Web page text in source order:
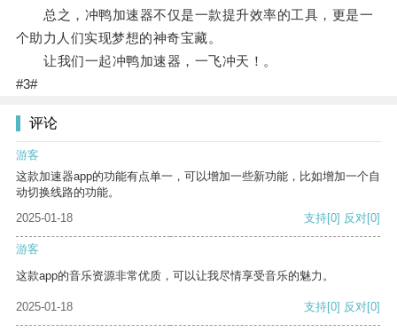
总之，冲鸭加速器不仅是一款提升效率的工具，更是一
个助力人们实现梦想的神奇宝藏。
让我们一起冲鸭加速器，一飞冲天！。
#3#
评论
游客
这款加速器app的功能有点单一，可以增加一些新功能，比如增加一个自
动切换线路的功能。
2025-01-18
支持[0] 反对[0]
游客
这款app的音乐资源非常优质，可以让我尽情享受音乐的魅力。
2025-01-18 支持[0] 反对[0]